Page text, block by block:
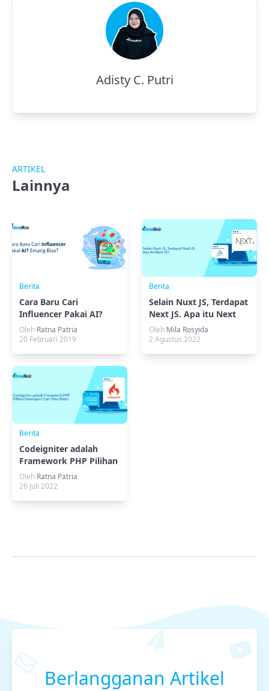
Adisty C. Putri
ARTIKEL
Lainnya
Berita
Cara Baru Cari
Influencer Pakai AI?
Emang Bisa?
Oleh Ratna Patria
20 Februari 2019
Berita
Selain Nuxt JS, Terdapat
Next JS. Apa itu Next
JS?
Oleh Mila Rosyida
2 Agustus 2022
Berita
Codeigniter adalah
Framework PHP Pilihan
Developer! Cari Tahu
Disini
Oleh Ratna Patria
26 Juli 2022
Berlangganan Artikel